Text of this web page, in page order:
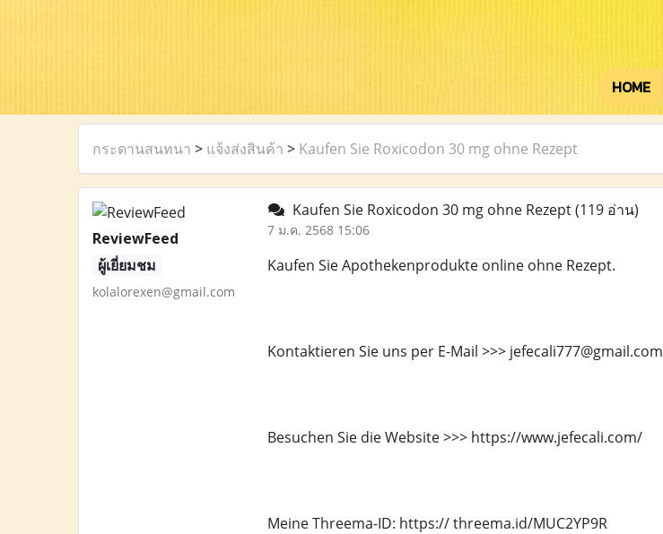
HOME
กระดานสนทนา > แจ้งส่งสินค้า > Kaufen Sie Roxicodon 30 mg ohne Rezept
ReviewFeed
ผู้เยี่ยมชม
kolalorexen@gmail.com
Kaufen Sie Roxicodon 30 mg ohne Rezept(119 อ่าน)
7 ม.ค. 2568 15:06
Kaufen Sie Apothekenprodukte online ohne Rezept.
Kontaktieren Sie uns per E-Mail >>> jefecali777@gmail.com
Besuchen Sie die Website >>> https://www.jefecali.com/
Meine Threema-ID: https:// threema.id/MUC2YP9R